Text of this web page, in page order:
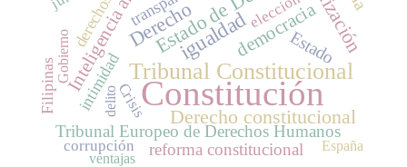
Constitución
Tribunal Constitucional
igualdad
Derecho constitucional
Derecho democracia
Estado
Tribunal Europeo de Derechos Humanos
reforma constitucional
intimidad
Filipinas
derechos
Crisis
corrupción
Gobierno
España
delito
ventajas